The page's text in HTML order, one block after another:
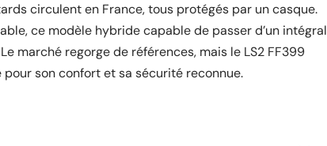
circulent en France, tous protégés par un casque.
ce modèle hybride capable de passer d’un intégral
marché regorge de références, mais le LS2 FF399
son confort et sa sécurité reconnue.